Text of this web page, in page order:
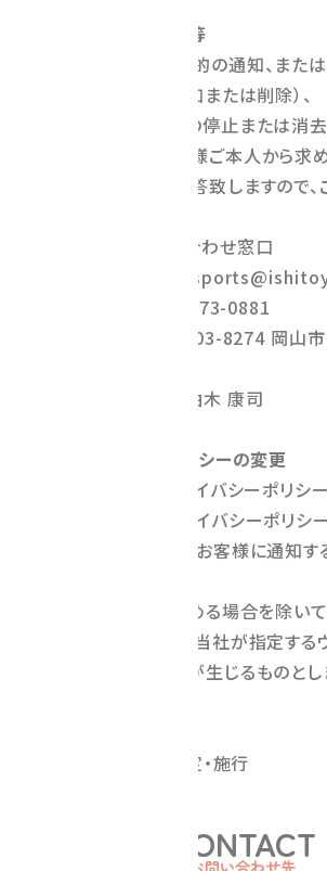
10．個人情報の開示等
個人情報の利用目的の通知、また
示、訂正等（訂正、追加または削除）、
利用停止等（利用の停止または消去
者提供の停止をお客様ご本人から求
以下の窓口にて回答致しますので、
連絡先：お問い合わせ窓口
メールアドレス：
電話番号：086-273-0881
事業所住所：〒703-8274 岡山
法人代表者名：柚木 康司
11．プライバシーポリシーの変更
（1）当社は、本プライバシーポリシ
て、法令その他本プライバシーポリ
のある事項を除いて、お客様に通知す
（2）当社が別途定める場合を除い
イバシーポリシーは、当社が指定する
掲載した時から効力が生じるものとし
2023年2月8日制定・施行
CONTACT
お問い合わせ先